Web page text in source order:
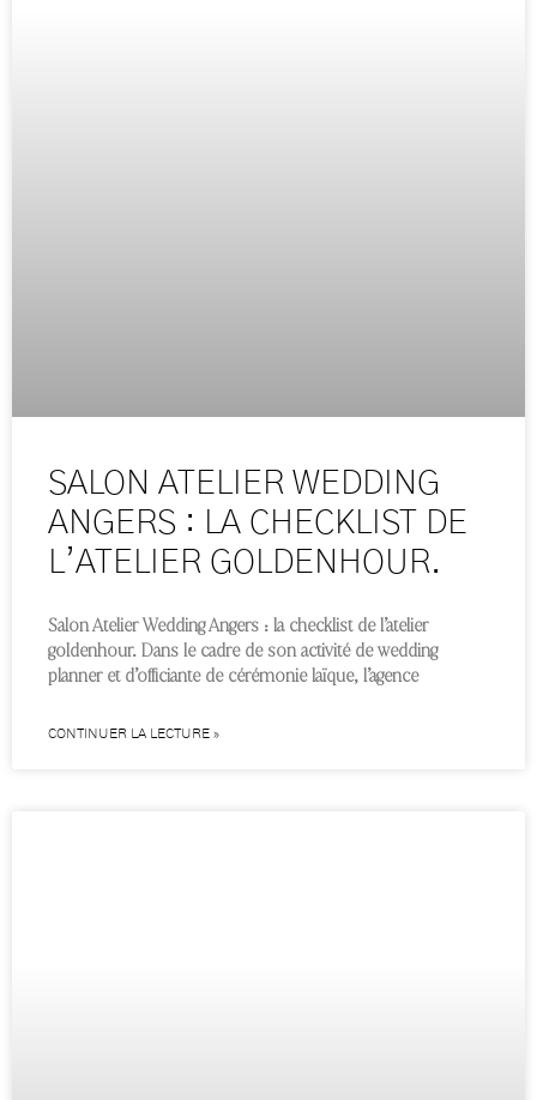
SALON ATELIER WEDDING
ANGERS : LA CHECKLIST DE
L’ATELIER GOLDENHOUR.
Salon Atelier Wedding Angers : la checklist de l’atelier
goldenhour. Dans le cadre de son activité de wedding
planner et d’officiante de cérémonie laïque, l’agence
CONTINUER LA LECTURE »